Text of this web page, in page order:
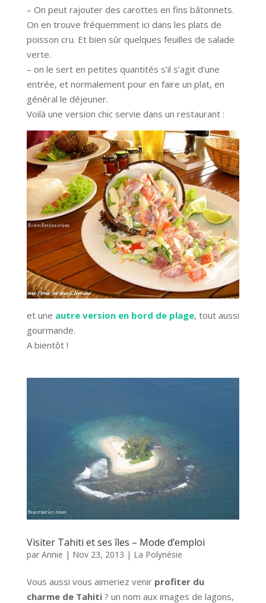
– On peut rajouter des carottes en fins bâtonnets.
On en trouve fréquemment ici dans les plats de
poisson cru. Et bien sûr quelques feuilles de salade
verte.
– on le sert en petites quantités s’il s’agit d’une
entrée, et normalement pour en faire un plat, en
général le déjeuner.
Voilà une version chic servie dans un restaurant :
et une autre version en bord de plage, tout aussi
gourmande.
A bientôt !
Visiter Tahiti et ses îles – Mode d’emploi
par Annie | Nov 23, 2013 | La Polynésie
Vous aussi vous aimeriez venir profiter du
charme de Tahiti? un nom aux images de lagons,